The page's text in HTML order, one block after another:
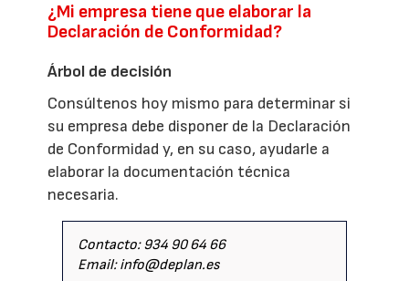
¿Mi empresa tiene que elaborar la
Declaración de Conformidad?
Árbol de decisión
Consúltenos hoy mismo para determinar si
su empresa debe disponer de la Declaración
de Conformidad y, en su caso, ayudarle a
elaborar la documentación técnica
necesaria.
Contacto: 934 90 64 66
Email: info@deplan.es